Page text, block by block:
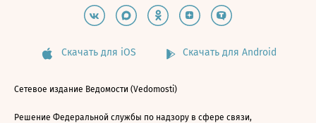
Скачать для iOS Скачать для Android
Сетевое издание Ведомости (Vedomosti)
Решение Федеральной службы по надзору в сфере связи,